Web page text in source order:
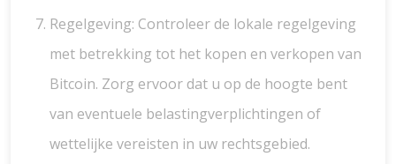
Regelgeving: Controleer de lokale regelgeving
met betrekking tot het kopen en verkopen van
Bitcoin. Zorg ervoor dat u op de hoogte bent
van eventuele belastingverplichtingen of
wettelijke vereisten in uw rechtsgebied.